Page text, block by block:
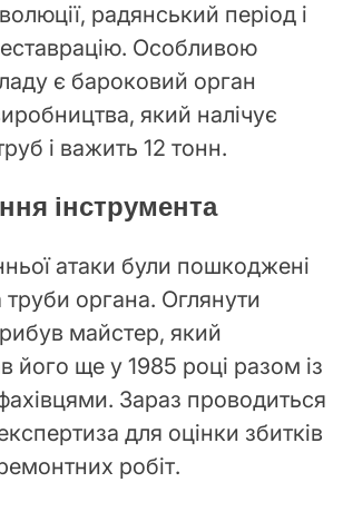
радянський період і
Особливою
є бароковий орган
який налічує
і важить 12 тонн.
інструмента
атаки були пошкоджені
труби органа. Оглянути
майстер, який
його ще у 1985 році разом із
Зараз проводиться
для оцінки збитків
робіт.